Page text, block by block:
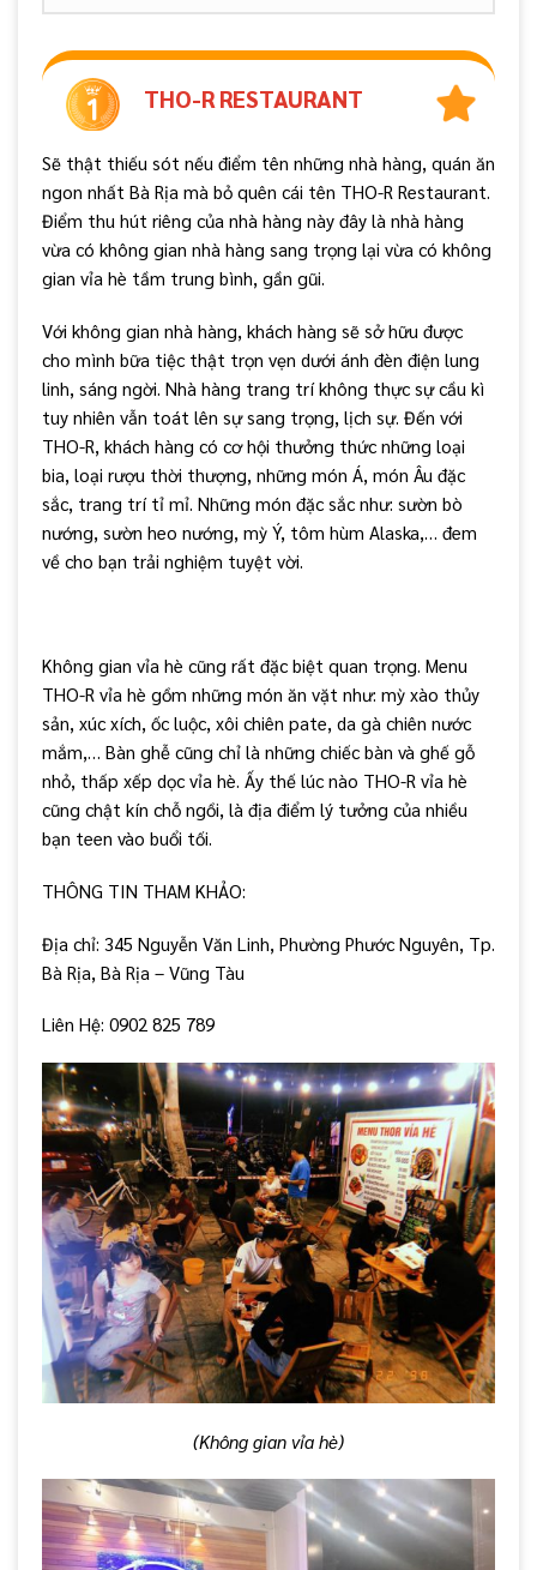
THO-R RESTAURANT
Sẽ thật thiếu sót nếu điểm tên những nhà hàng, quán ăn
ngon nhất Bà Rịa mà bỏ quên cái tên THO-R Restaurant.
Điểm thu hút riêng của nhà hàng này đây là nhà hàng
vừa có không gian nhà hàng sang trọng lại vừa có không
gian vỉa hè tầm trung bình, gần gũi.
Với không gian nhà hàng, khách hàng sẽ sở hữu được
cho mình bữa tiệc thật trọn vẹn dưới ánh đèn điện lung
linh, sáng ngời. Nhà hàng trang trí không thực sự cầu kì
tuy nhiên vẫn toát lên sự sang trọng, lịch sự. Đến với
THO-R, khách hàng có cơ hội thưởng thức những loại
bia, loại rượu thời thượng, những món Á, món Âu đặc
sắc, trang trí tỉ mỉ. Những món đặc sắc như: sườn bò
nướng, sườn heo nướng, mỳ Ý, tôm hùm Alaska,… đem
về cho bạn trải nghiệm tuyệt vời.
Không gian vỉa hè cũng rất đặc biệt quan trọng. Menu
THO-R vỉa hè gồm những món ăn vặt như: mỳ xào thủy
sản, xúc xích, ốc luộc, xôi chiên pate, da gà chiên nước
mắm,… Bàn ghễ cũng chỉ là những chiếc bàn và ghế gỗ
nhỏ, thấp xếp dọc vỉa hè. Ấy thế lúc nào THO-R vỉa hè
cũng chật kín chỗ ngồi, là địa điểm lý tưởng của nhiều
bạn teen vào buổi tối.
THÔNG TIN THAM KHẢO:
Địa chỉ: 345 Nguyễn Văn Linh, Phường Phước Nguyên, Tp.
Bà Rịa, Bà Rịa – Vũng Tàu
Liên Hệ: 0902 825 789
(Không gian vỉa hè)